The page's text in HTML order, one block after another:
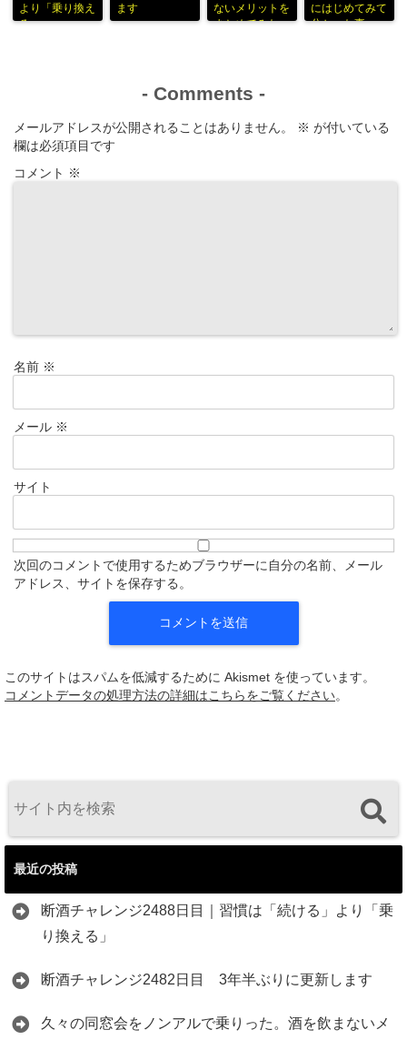
より「乗り換え
る」
ます
ないメリットを
まとめてみた
にはじめてみて
分かった事
- Comments -
メールアドレスが公開されることはありません。 ※ が付いている
欄は必須項目です
コメント ※
名前 ※
メール ※
サイト
次回のコメントで使用するためブラウザーに自分の名前、メール
アドレス、サイトを保存する。
このサイトはスパムを低減するために Akismet を使っています。
コメントデータの処理方法の詳細はこちらをご覧ください。
最近の投稿
断酒チャレンジ2488日目｜習慣は「続ける」より「乗
り換える」
断酒チャレンジ2482日目 3年半ぶりに更新します
久々の同窓会をノンアルで乗りった。酒を飲まないメ